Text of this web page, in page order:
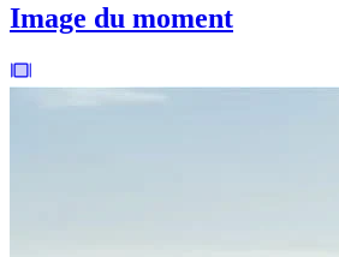
Image du moment